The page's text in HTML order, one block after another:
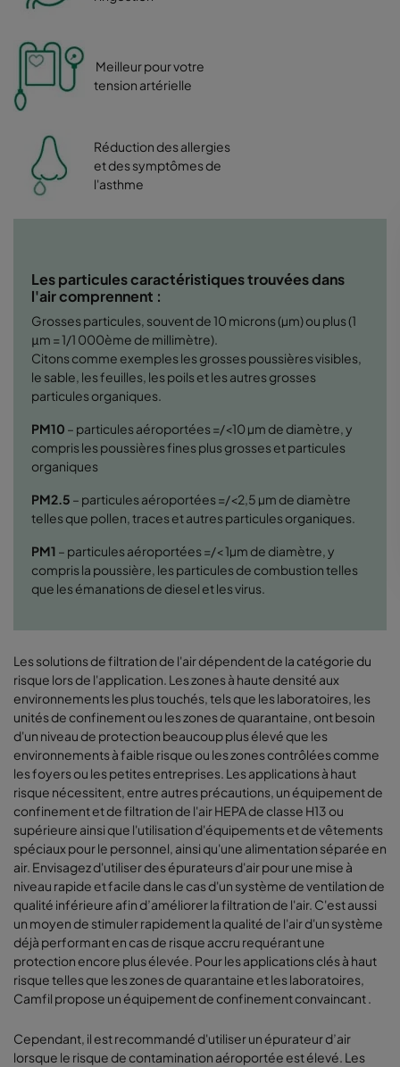
Meilleur pour votre
tension artérielle
Réduction des allergies
et des symptômes de
l'asthme
Les particules caractéristiques trouvées dans
l'air comprennent :
Grosses particules, souvent de 10 microns (µm) ou plus (1
μm = 1/1 000ème de millimètre).
Citons comme exemples les grosses poussières visibles,
le sable, les feuilles, les poils et les autres grosses
particules organiques.
PM10 – particules aéroportées =/<10 µm de diamètre, y
compris les poussières fines plus grosses et particules
organiques
PM2.5 – particules aéroportées =/<2,5 µm de diamètre
telles que pollen, traces et autres particules organiques.
PM1 – particules aéroportées =/< 1µm de diamètre, y
compris la poussière, les particules de combustion telles
que les émanations de diesel et les virus.
Les solutions de filtration de l'air dépendent de la catégorie du
risque lors de l'application. Les zones à haute densité aux
environnements les plus touchés, tels que les laboratoires, les
unités de confinement ou les zones de quarantaine, ont besoin
d'un niveau de protection beaucoup plus élevé que les
environnements à faible risque ou les zones contrôlées comme
les foyers ou les petites entreprises. Les applications à haut
risque nécessitent, entre autres précautions, un équipement de
confinement et de filtration de l'air HEPA de classe H13 ou
supérieure ainsi que l'utilisation d'équipements et de vêtements
spéciaux pour le personnel, ainsi qu'une alimentation séparée en
air. Envisagez d'utiliser des épurateurs d'air pour une mise à
niveau rapide et facile dans le cas d'un système de ventilation de
qualité inférieure afin d’améliorer la filtration de l'air. C'est aussi
un moyen de stimuler rapidement la qualité de l'air d'un système
déjà performant en cas de risque accru requérant une
protection encore plus élevée. Pour les applications clés à haut
risque telles que les zones de quarantaine et les laboratoires,
Camfil propose un équipement de confinement convaincant .
Cependant, il est recommandé d'utiliser un épurateur d’air
lorsque le risque de contamination aéroportée est élevé. Les